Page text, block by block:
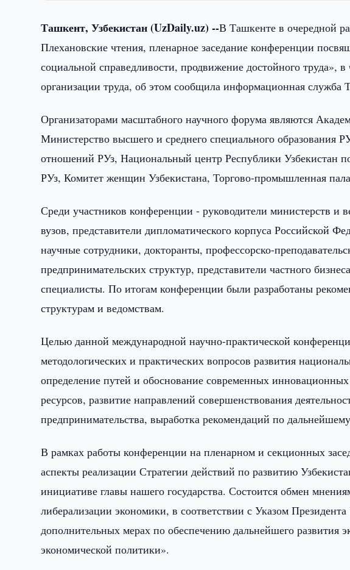
Ташкент, Узбекистан (UzDaily.uz) --В Ташкенте в очередной
Плехановские чтения, пленарное заседание конференции
социальной справедливости, продвижение достойного труда»,
организации труда, об этом сообщила информационная служба
Организаторами масштабного научного форума являются
Министерство высшего и среднего специального образования
отношений РУз, Национальный центр Республики Узбекистан
РУз, Комитет женщин Узбекистана, Торгово-промышленная
Среди участников конференции - руководители министерств и
вузов, представители дипломатического корпуса Российской
научные сотрудники, докторанты, профессорско-
предпринимательских структур, представители частного
специалисты. По итогам конференции были разработаны
структурам и ведомствам.
Целью данной международной научно-практической
методологических и практических вопросов развития
определение путей и обоснование современных
ресурсов, развитие направлений совершенствования
предпринимательства, выработка рекомендаций по
В рамках работы конференции на пленарном и секционных
аспекты реализации Стратегии действий по развитию
инициативе главы нашего государства. Состоится обмен
либерализации экономики, в соответствии с Указом
дополнительных мерах по обеспечению дальнейшего
экономической политики».